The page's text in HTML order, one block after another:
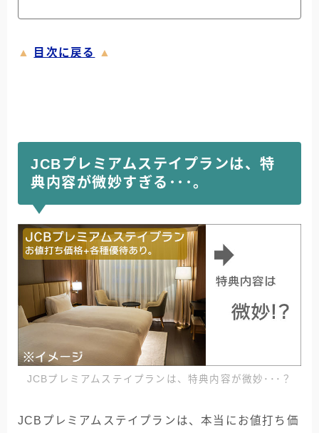
▲ 目次に戻る ▲
JCBプレミアムステイプランは、特
典内容が微妙すぎる･･･。
JCBプレミアムステイプランは、特典内容が微妙･･･？
JCBプレミアムステイプランは、本当にお値打ち価